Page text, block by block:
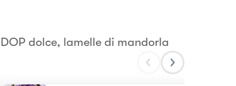
dolce, lamelle di mandorla